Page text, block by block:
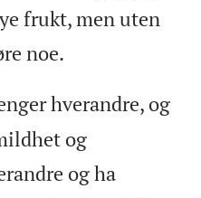
frukt, men uten
noe.
hverandre, og
og
og ha